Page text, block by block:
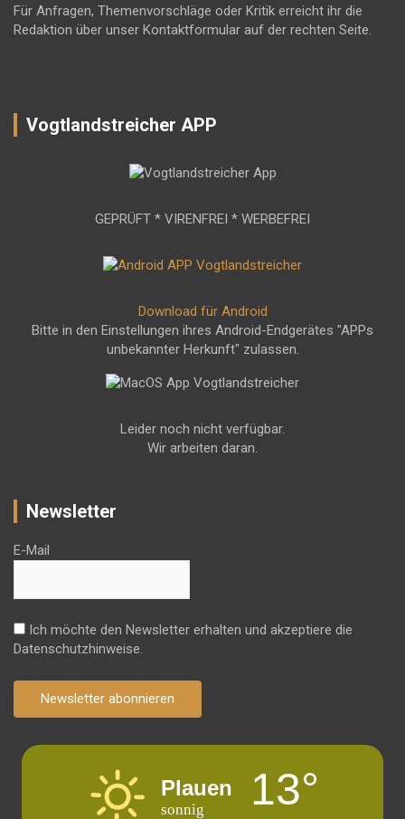
Für Anfragen, Themenvorschläge oder Kritik erreicht ihr die
Redaktion über unser Kontaktformular auf der rechten Seite.
Vogtlandstreicher APP
GEPRÜFT * VIRENFREI * WERBEFREI
Download für Android
Bitte in den Einstellungen ihres Android-Endgerätes "APPs
unbekannter Herkunft" zulassen.
Leider noch nicht verfügbar.
Wir arbeiten daran.
Newsletter
E-Mail
Ich möchte den Newsletter erhalten und akzeptiere die
Datenschutzhinweise.
Newsletter abonnieren
Plauen
sonnig 13°